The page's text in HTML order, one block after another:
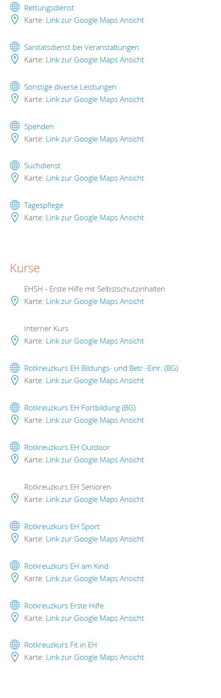
Rettungsdienst
Karte: Link zur Google Maps Ansicht
Sanitätsdienst bei Veranstaltungen
Karte: Link zur Google Maps Ansicht
Sonstige diverse Leistungen
Karte: Link zur Google Maps Ansicht
Spenden
Karte: Link zur Google Maps Ansicht
Suchdienst
Karte: Link zur Google Maps Ansicht
Tagespflege
Karte: Link zur Google Maps Ansicht
Kurse
EHSH - Erste Hilfe mit Selbstschutzinhalten
Karte: Link zur Google Maps Ansicht
Interner Kurs
Karte: Link zur Google Maps Ansicht
Rotkreuzkurs EH Bildungs- und Betr.-Einr. (BG)
Karte: Link zur Google Maps Ansicht
Rotkreuzkurs EH Fortbildung (BG)
Karte: Link zur Google Maps Ansicht
Rotkreuzkurs EH Outdoor
Karte: Link zur Google Maps Ansicht
Rotkreuzkurs EH Senioren
Karte: Link zur Google Maps Ansicht
Rotkreuzkurs EH Sport
Karte: Link zur Google Maps Ansicht
Rotkreuzkurs EH am Kind
Karte: Link zur Google Maps Ansicht
Rotkreuzkurs Erste Hilfe
Karte: Link zur Google Maps Ansicht
Rotkreuzkurs Fit in EH
Karte: Link zur Google Maps Ansicht